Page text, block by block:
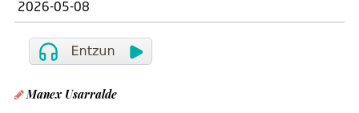
2026-05-08
Manex Usarralde